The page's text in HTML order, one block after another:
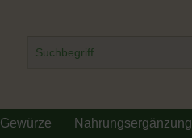
Gewürze Nahrungsergänzung